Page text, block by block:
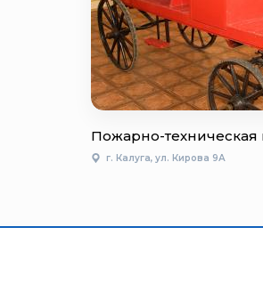
Пожарно-техническая
г. Калуга, ул. Кирова 9А